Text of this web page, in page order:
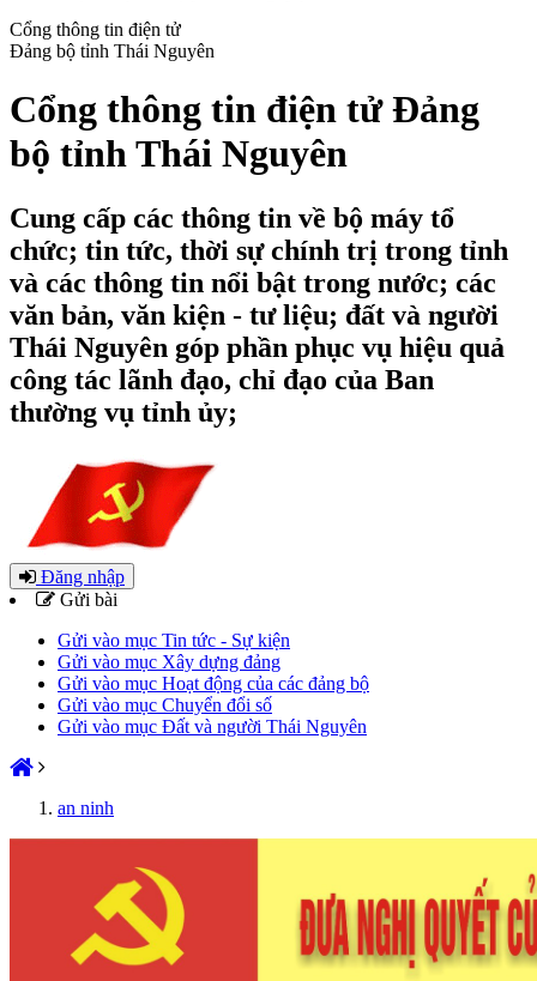
Cổng thông tin điện tử
Đảng bộ tỉnh Thái Nguyên
Cổng thông tin điện tử Đảng
bộ tỉnh Thái Nguyên
Cung cấp các thông tin về bộ máy tổ
chức; tin tức, thời sự chính trị trong tỉnh
và các thông tin nổi bật trong nước; các
văn bản, văn kiện - tư liệu; đất và người
Thái Nguyên góp phần phục vụ hiệu quả
công tác lãnh đạo, chỉ đạo của Ban
thường vụ tỉnh ủy;
Đăng nhập
Gửi bài
Gửi vào mục Tin tức - Sự kiện
Gửi vào mục Xây dựng đảng
Gửi vào mục Hoạt động của các đảng bộ
Gửi vào mục Chuyển đổi số
Gửi vào mục Đất và người Thái Nguyên
an ninh